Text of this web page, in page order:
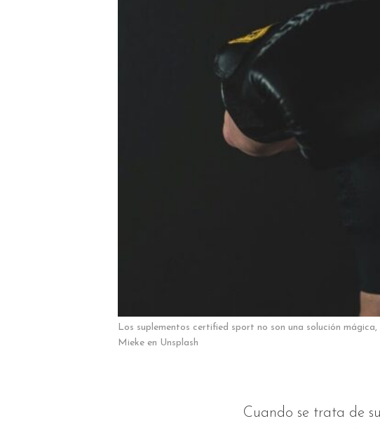
Los suplementos certified sport no son una solución
Mieke en Unsplash
Cuando se trata de